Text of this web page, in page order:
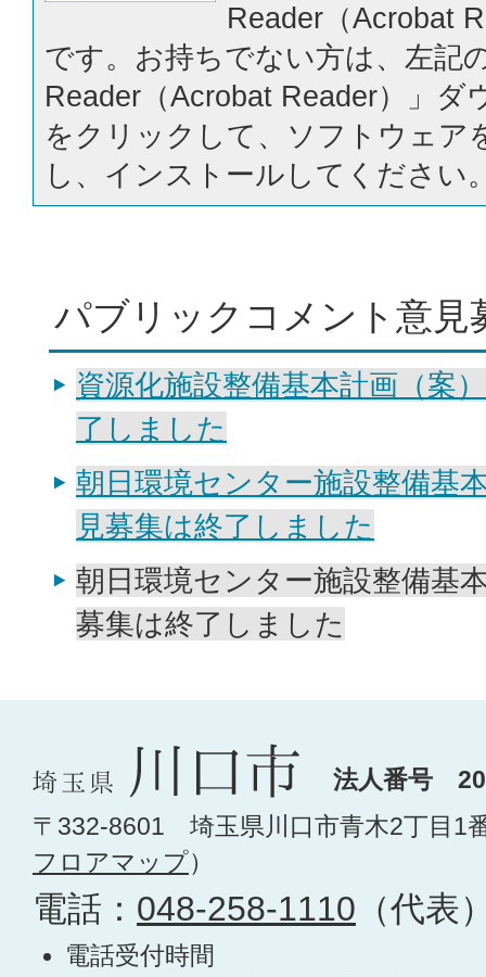
Reader（Acrobat
です。お持ちでない方は、左記
Reader（Acrobat Reader）」ダ
をクリックして、ソフトウェア
し、インストールしてください
パブリックコメント意見
資源化施設整備基本計画（案
了しました
朝日環境センター施設整備基
見募集は終了しました
朝日環境センター施設整備基
募集は終了しました
法人番号
〒332-8601 埼玉県川口市青木2丁目1
フロアマップ）
電話： 048-258-1110 （代表
電話受付時間